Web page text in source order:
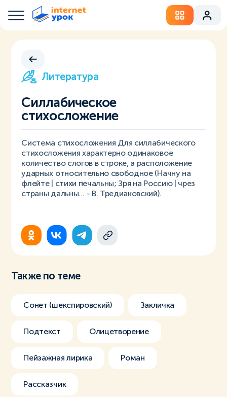
Литература
Силлабическое
стихосложение
Система стихосложения Для силлабического
стихосложения характерно одинаковое
количество слогов в строке, а расположение
ударных относительно свободное (Начну на
флейте | стихи печальны; Зря на Россию | чрез
страны дальны… - В. Тредиаковский).
Также по теме
Сонет (шекспировский) Закличка
Подтекст Олицетворение
Пейзажная лирика Роман
Рассказчик